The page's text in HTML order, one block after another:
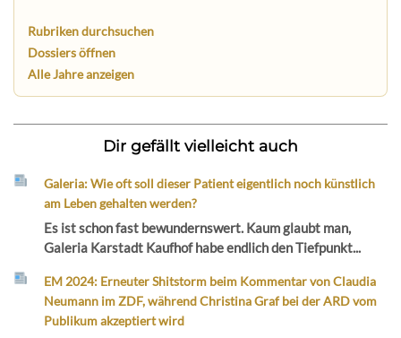
Rubriken durchsuchen
Dossiers öffnen
Alle Jahre anzeigen
Dir gefällt vielleicht auch
Galeria: Wie oft soll dieser Patient eigentlich noch künstlich
am Leben gehalten werden?
Es ist schon fast bewundernswert. Kaum glaubt man,
Galeria Karstadt Kaufhof habe endlich den Tiefpunkt...
EM 2024: Erneuter Shitstorm beim Kommentar von Claudia
Neumann im ZDF, während Christina Graf bei der ARD vom
Publikum akzeptiert wird